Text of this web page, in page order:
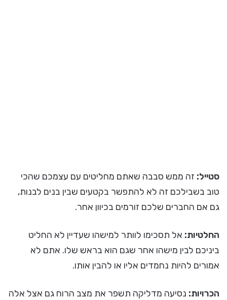
סטייל: זה ממש סבבה שאתם מחליטים עם עצמכם שהכי
טוב בשבילכם זה לא להתפשר בקטעים שבין בנים לבנות,
גם אם החברים שלכם זורמים בכיוון אחר.
החלטיות: אל תסכימו לוותר למישהו שעדיין לא החליט
ביניכם לבין מישהו אחר שגם הוא בראש שלו. אתם לא
אמורים להיות נחמדים אליו או להבין אותו.
הכרויות: נסיעה מדליקה תשפר את מצב הרוח גם אצל אלה